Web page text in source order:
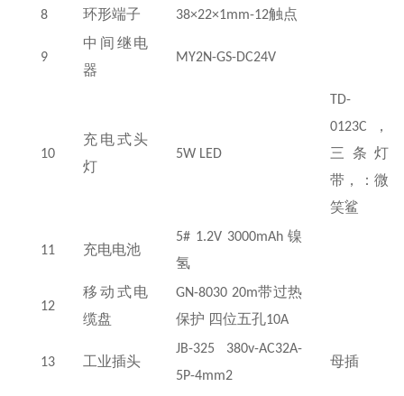
8 环形端子 38×22×1mm-12触点
9
中间继电
器
MY2N-GS-DC24V
10
充电式头
灯
5W LED
TD-
0123C ，
三条灯
带，：微
笑鲨
11 充电电池
5# 1.2V 3000mAh镍
氢
12
移动式电
缆盘
GN-8030 20m带过热
保护 四位五孔10A
13 工业插头
JB-325 380v-AC32A-
5P-4mm2
母插